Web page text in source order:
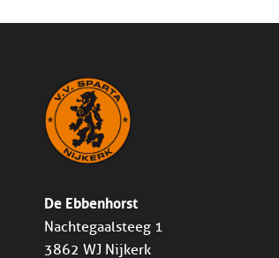
De Ebbenhorst
Nachtegaalsteeg 1
3862 WJ Nijkerk